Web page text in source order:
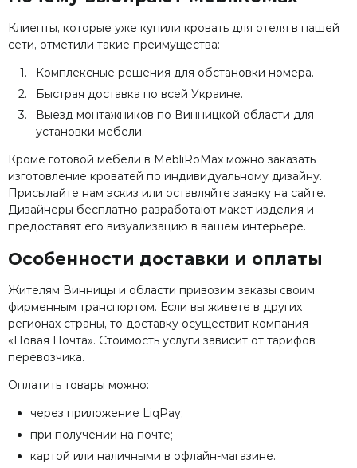
Клиенты, которые уже купили кровать для отеля в нашей
сети, отметили такие преимущества:
Комплексные решения для обстановки номера.
Быстрая доставка по всей Украине.
Выезд монтажников по Винницкой области для
установки мебели.
Кроме готовой мебели в MebliRoMax можно заказать
изготовление кроватей по индивидуальному дизайну.
Присылайте нам эскиз или оставляйте заявку на сайте.
Дизайнеры бесплатно разработают макет изделия и
предоставят его визуализацию в вашем интерьере.
Особенности доставки и оплаты
Жителям Винницы и области привозим заказы своим
фирменным транспортом. Если вы живете в других
регионах страны, то доставку осуществит компания
«Новая Почта». Стоимость услуги зависит от тарифов
перевозчика.
Оплатить товары можно:
через приложение LiqPay;
при получении на почте;
картой или наличными в офлайн-магазине.